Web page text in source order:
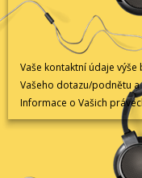
Vaše kontaktní údaje
Vašeho dotazu/podnětu
Informace o Vašich